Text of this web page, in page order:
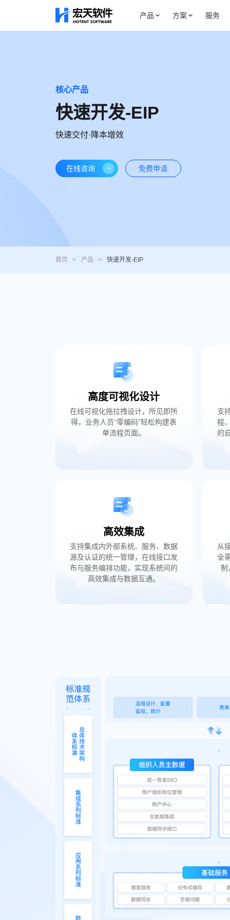
产品 方案 服务
核心产品
快速开发-EIP
快速交付·降本增效
在线咨询 免费申请
首页 > 产品 > 快速开发-EIP
高度可视化设计
在线可视化拖拉拽设计，所见即所
得，业务人员“零编码”轻松构建表
单流程页面。
支
程
的
高效集成
支持集成内外部系统、服务、数据
源及认证的统一管理，在线接口发
布与服务编排功能，实现系统间的
高效集成与数据互通。
从
全
制